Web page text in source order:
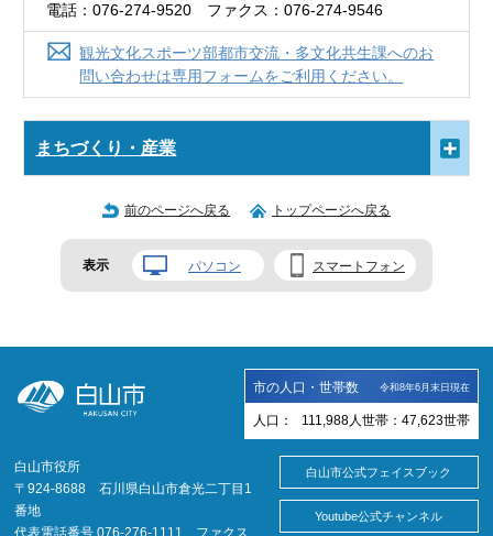
電話：076-274-9520 ファクス：076-274-9546
観光文化スポーツ部都市交流・多文化共生課へのお
問い合わせは専用フォームをご利用ください。
まちづくり・産業
前のページへ戻る トップページへ戻る
表示 パソコン スマートフォン
市の人口・世帯数 令和8年6月末日現在
人口： 111,988 人 世帯： 47,623世帯
白山市役所
〒924-8688 石川県白山市倉光二丁目1
番地
代表電話番号 076-276-1111 ファクス
白山市公式フェイスブック
Youtube公式チャンネル